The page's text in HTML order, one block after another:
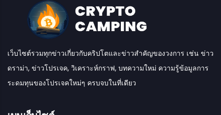
เว็บไซต์รวมทุกข่าวเกี่ยวกับคริปโตและข่าวสำคัญของวงการ เช่น ข่าว
ดราม่า, ข่าวโปรเจค, วิเคราะห์กราฟ, บทความใหม่ ความรู้ข้อมูลการ
ระดมทุนของโปรเจคใหม่ๆ ครบจบในที่เดียว